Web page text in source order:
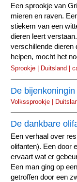
Een sprookje van
mieren en raven.
stiekem van een
dieren leert
verschillende dieren
helpen, mocht het
Sprookje | Duitsland |
De bijenkoningin
Volkssprookje |
De dankbare
Een verhaal over
olifanten). Een door
ervaart wat er
Een man ging op
getroffen door een